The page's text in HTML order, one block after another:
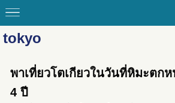
tokyo
พาเที่ยวโตเกียวในวันที่หิมะตก
4 ปี